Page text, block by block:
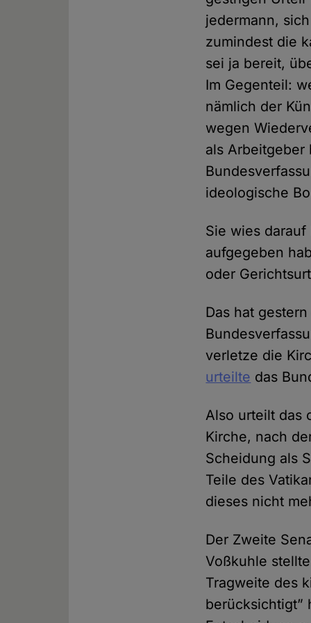
jedermann,
zumindest die
sei ja bereit,
Im Gegenteil:
nämlich der
wegen
als Arbeitgeber
ideologische
Sie wies
aufgegeben
oder
Das hat
verletze die
urteilte das
Also urteilt das
Kirche, nach
Scheidung als
Teile des
dieses nicht
Der Zweite
Voßkuhle
Tragweite des
berücksichtigt”